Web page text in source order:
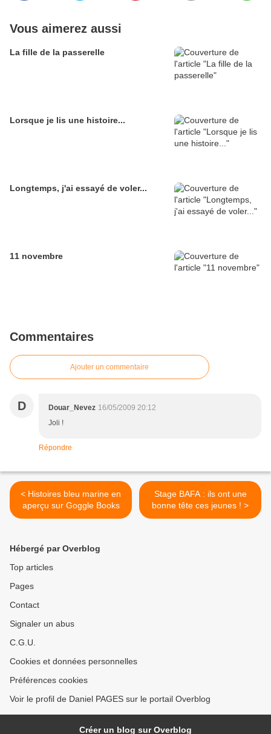
Vous aimerez aussi
La fille de la passerelle
Lorsque je lis une histoire...
Longtemps, j'ai essayé de voler...
11 novembre
Commentaires
Ajouter un commentaire
D Douar_Nevez 16/05/2009 20:12
Joli !
Répondre
< Histoires bleu marine en
aperçu sur Goggle Books
Stage BAFA : ils ont une
bonne tête ces jeunes ! >
Hébergé par Overblog
Top articles
Pages
Contact
Signaler un abus
C.G.U.
Cookies et données personnelles
Préférences cookies
Voir le profil de Daniel PAGES sur le portail Overblog
Créer un blog sur Overblog